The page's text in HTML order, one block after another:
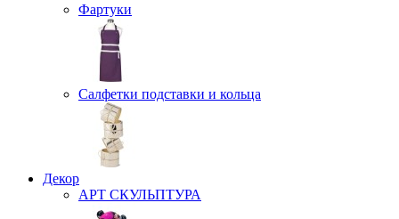
Фартуки
Салфетки подставки и кольца
Декор
АРТ СКУЛЬПТУРА